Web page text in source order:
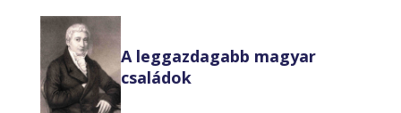
A leggazdagabb magyar
családok